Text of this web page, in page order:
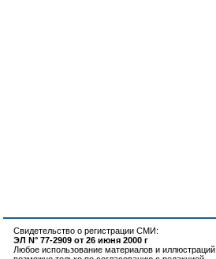
Свидетельство о регистрации СМИ:
ЭЛ N° 77-2909 от 26 июня 2000 г
Любое использование материалов и иллюстраций